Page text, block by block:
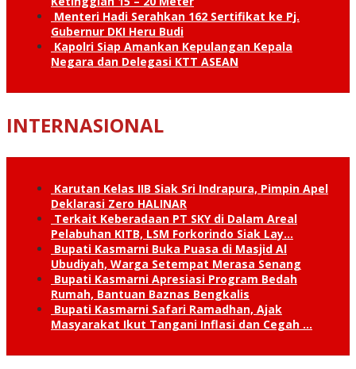
Menteri Hadi Serahkan 162 Sertifikat ke Pj.
Gubernur DKI Heru Budi
Kapolri Siap Amankan Kepulangan Kepala
Negara dan Delegasi KTT ASEAN
INTERNASIONAL
Karutan Kelas IIB Siak Sri Indrapura, Pimpin Apel
Deklarasi Zero HALINAR
Terkait Keberadaan PT SKY di Dalam Areal
Pelabuhan KITB, LSM Forkorindo Siak Lay…
Bupati Kasmarni Buka Puasa di Masjid Al
Ubudiyah, Warga Setempat Merasa Senang
Bupati Kasmarni Apresiasi Program Bedah
Rumah, Bantuan Baznas Bengkalis
Bupati Kasmarni Safari Ramadhan, Ajak
Masyarakat Ikut Tangani Inflasi dan Cegah …